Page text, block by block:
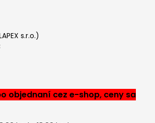
s.r.o.)
objednaní cez e-shop, ceny sa